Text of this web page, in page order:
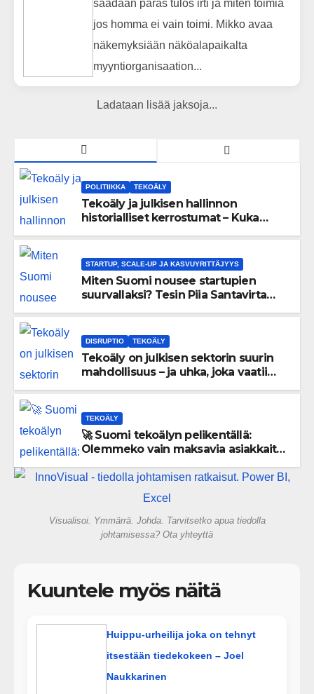
saadaan paras tulos irti ja miten toimia
jos homma ei vain toimi. Mikko avaa
näkemyksiään näköalapaikalta
myyntiorganisaation...
Ladataan lisää jaksoja...
POLITIIKKA TEKOÄLY
Tekoäly ja julkisen hallinnon
historialliset kerrostumat – Kuka
STARTUP, SCALE-UP JA KASVUYRITTÄJYYS
Miten Suomi nousee startupien
suurvallaksi? Tesin Piia Santavirta
DISRUPTIO TEKOÄLY
Tekoäly on julkisen sektorin suurin
mahdollisuus – ja uhka, joka vaatii
TEKOÄLY
🚀 Suomi tekoälyn pelikentällä:
Olemmeko vain maksavia asiakkaita
gigatehtaan?
Visualisoi. Ymmärrä. Johda. Tarvitsetko apua tiedolla
johtamisessa? Ota yhteyttä
Kuuntele myös näitä
Huippu-urheilija joka on tehnyt
itsestään tiedekokeen – Joel
Naukkarinen